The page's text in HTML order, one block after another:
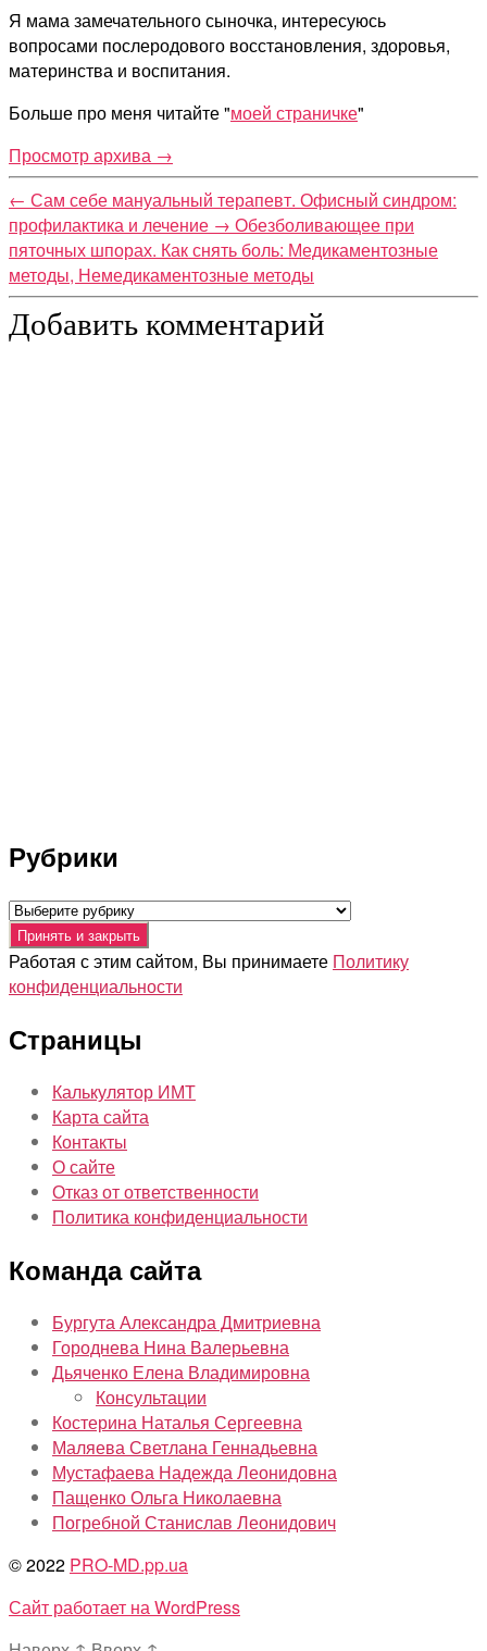
Я мама замечательного сыночка, интересуюсь
вопросами послеродового восстановления, здоровья,
материнства и воспитания.
Больше про меня читайте "моей страничке"
Просмотр архива →
← Сам себе мануальный терапевт. Офисный синдром:
профилактика и лечение → Обезболивающее при
пяточных шпорах. Как снять боль: Медикаментозные
методы, Немедикаментозные методы
Добавить комментарий
Рубрики
Рубрики
Работая с этим сайтом, Вы принимаете Политику
конфиденциальности
Страницы
Калькулятор ИМТ
Карта сайта
Контакты
О сайте
Отказ от ответственности
Политика конфиденциальности
Команда сайта
Бургута Александра Дмитриевна
Городнева Нина Валерьевна
Дьяченко Елена Владимировна
Консультации
Костерина Наталья Сергеевна
Маляева Светлана Геннадьевна
Мустафаева Надежда Леонидовна
Пащенко Ольга Николаевна
Погребной Станислав Леонидович
© 2022 PRO-MD.pp.ua
Сайт работает на WordPress